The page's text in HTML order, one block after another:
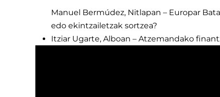
Manuel Bermúdez, Nitlapan – Europar
edo ekintzailetzak sortzea?
Itziar Ugarte, Alboan – Atzemandako